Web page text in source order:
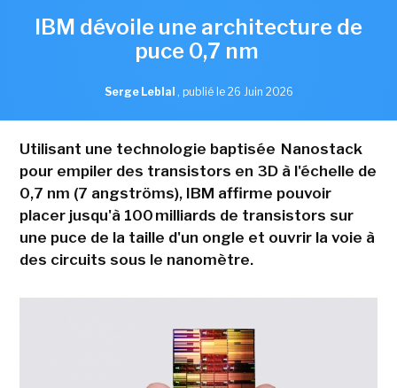
IBM dévoile une architecture de
puce 0,7 nm
Serge Leblal , publié le 26 Juin 2026
Utilisant une technologie baptisée Nanostack
pour empiler des transistors en 3D à l'échelle de
0,7 nm (7 angströms), IBM affirme pouvoir
placer jusqu'à 100 milliards de transistors sur
une puce de la taille d'un ongle et ouvrir la voie à
des circuits sous le nanomètre.